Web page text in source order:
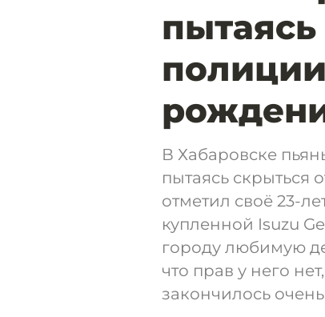
В Хабаровске
пытаясь скрыться
отметил своё 23-
купленной Isuzu
городу любимую
что прав у него
закончилось